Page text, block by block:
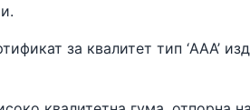
за квалитет тип ‘AAA’